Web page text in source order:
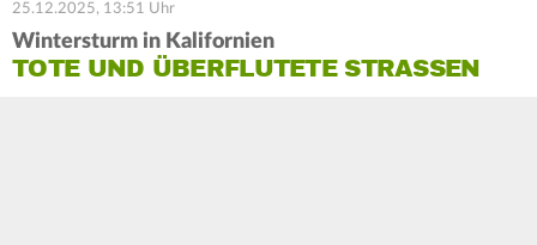
25.12.2025, 13:51 Uhr
Wintersturm in Kalifornien
TOTE UND ÜBERFLUTETE STRASSEN